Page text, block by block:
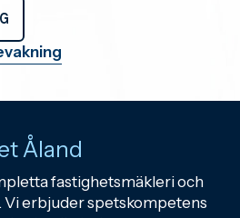
Åland
fastighetsmäkleri och
erbjuder spetskompetens